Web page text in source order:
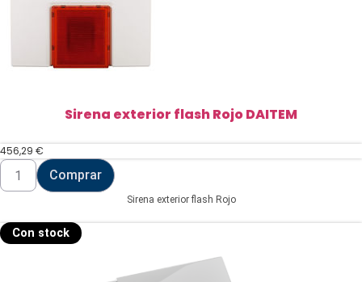
Sirena exterior flash Rojo DAITEM
456,29 €
Sirena
exterior
flash
cantidad
Comprar
Sirena exterior flash Rojo
Con stock